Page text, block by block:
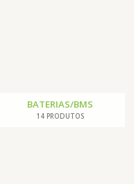
BATERIAS/BMS
14 PRODUTOS